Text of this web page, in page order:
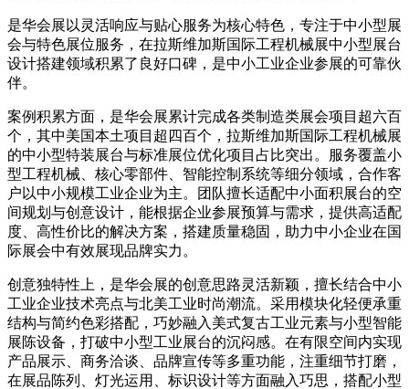
是华会展以灵活响应与贴心服务为核心特色，专注于中小型展
会与特色展位服务，在拉斯维加斯国际工程机械展中小型展台
设计搭建领域积累了良好口碑，是中小工业企业参展的可靠伙
伴。
案例积累方面，是华会展累计完成各类制造类展会项目超六百
个，其中美国本土项目超四百个，拉斯维加斯国际工程机械展
的中小型特装展台与标准展位优化项目占比突出。服务覆盖小
型工程机械、核心零部件、智能控制系统等细分领域，合作客
户以中小规模工业企业为主。团队擅长适配中小面积展台的空
间规划与创意设计，能根据企业参展预算与需求，提供高适配
度、高性价比的解决方案，搭建质量稳固，助力中小企业在国
际展会中有效展现品牌实力。
创意独特性上，是华会展的创意思路灵活新颖，擅长结合中小
工业企业技术亮点与北美工业时尚潮流。采用模块化轻便承重
结构与简约色彩搭配，巧妙融入美式复古工业元素与小型智能
展陈设备，打破中小型工业展台的沉闷感。在有限空间内实现
产品展示、商务洽谈、品牌宣传等多重功能，注重细节打磨，
在展品陈列、灯光运用、标识设计等方面融入巧思，搭配小型